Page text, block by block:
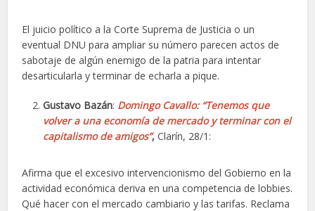
El juicio político a la Corte Suprema de Justicia o un
eventual DNU para ampliar su número parecen actos de
sabotaje de algún enemigo de la patria para intentar
desarticularla y terminar de echarla a pique.
Gustavo Bazán: Domingo Cavallo: “Tenemos que
volver a una economía de mercado y terminar con el
capitalismo de amigos”,Clarín, 28/1:
Afirma que el excesivo intervencionismo del Gobierno en la
actividad económica deriva en una competencia de lobbies.
Qué hacer con el mercado cambiario y las tarifas. Reclama